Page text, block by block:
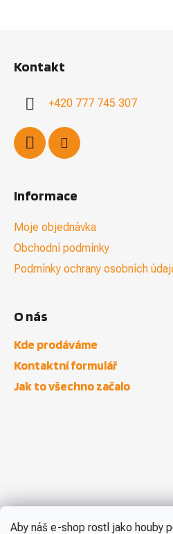
Aby náš e-shop rostl jako houby
Kontakt
+420 777 745 307
Informace
Moje objednávka
Obchodní podmínky
Podmínky ochrany osobních
O nás
Kde prodáváme
Kontaktní formulář
Jak to všechno začalo